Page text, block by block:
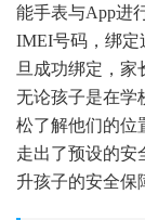
能手表与App进
IMEI号码，绑定
旦成功绑定，家
无论孩子是在学
松了解他们的位
走出了预设的安
升孩子的安全保